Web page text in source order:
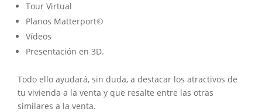
Tour Virtual
Planos Matterport©
Vídeos
Presentación en 3D.
Todo ello ayudará, sin duda, a destacar los atractivos de
tu vivienda a la venta y que resalte entre las otras
similares a la venta.